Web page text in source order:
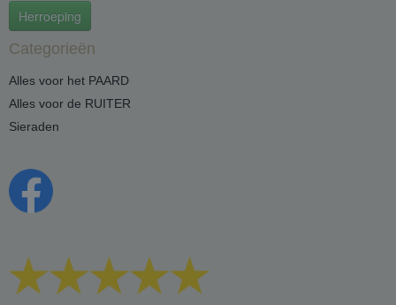
Herroeping
Categorieën
Alles voor het PAARD
Alles voor de RUITER
Sieraden